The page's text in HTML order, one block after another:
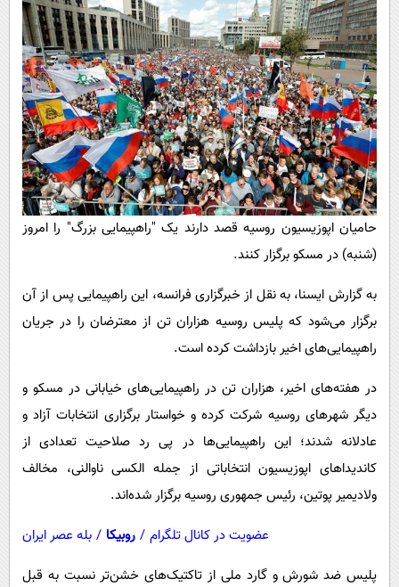
سرگرمی
فناوری
گوناگون
حوادث
محیط زیست
سلامت
فرهنگی
بین الملل
حیات وحش
پیامک
روانشناسی
آشپزی
دانلود
حامیان اپوزیسیون روسیه قصد دارند یک "راهپیمایی بزرگ" را امروز
(شنبه) در مسکو برگزار کنند.
به گزارش ایسنا، به نقل از خبرگزاری فرانسه، این راهپیمایی پس از آن
برگزار می‌شود که پلیس روسیه هزاران تن از معترضان را در جریان
راهپیمایی‌های اخیر بازداشت کرده است.
در هفته‌های اخیر، هزاران تن در راهپیمایی‌های خیابانی در مسکو و
دیگر شهرهای روسیه شرکت کرده و خواستار برگزاری انتخابات آزاد و
عادلانه شدند؛ این راهپیمایی‌ها در پی رد صلاحیت تعدادی از
کاندیداهای اپوزیسیون انتخاباتی از جمله الکسی ناوالنی، مخالف
ولادیمیر پوتین، رئیس جمهوری روسیه برگزار شده‌اند.
عضویت در کانال تلگرام / روبیکا / بله عصر ایران
پلیس ضد شورش و گارد ملی از تاکتیک‌های خشن‌تر نسبت به قبل